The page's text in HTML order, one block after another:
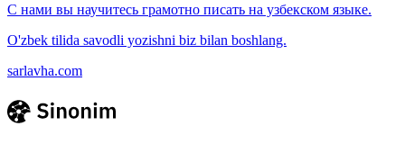
С нами вы научитесь грамотно писать на узбекском языке.
O'zbek tilida savodli yozishni biz bilan boshlang.
sarlavha.com